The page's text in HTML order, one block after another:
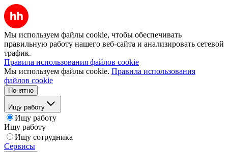
Мы используем файлы cookie, чтобы обеспечивать
правильную работу нашего веб-сайта и анализировать сетевой
трафик.
Правила использования файлов cookie
Мы используем файлы cookie. Правила использования
файлов cookie
Понятно
Ищу работу
Ищу работу
Ищу работу
Ищу сотрудника
Сервисы